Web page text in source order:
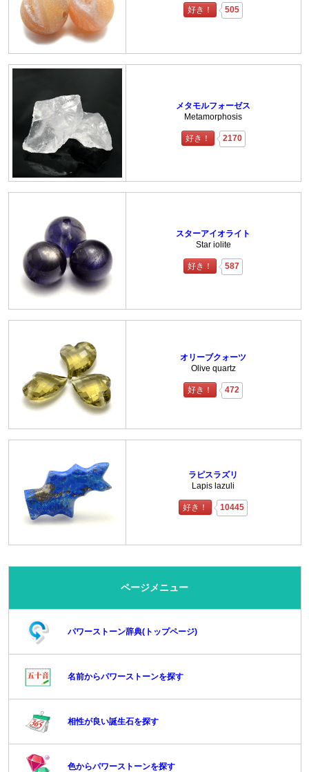
好き！ 505
メタモルフォーゼス
Metamorphosis
好き！ 2170
スターアイオライト
Star iolite
好き！ 587
オリーブクォーツ
Olive quartz
好き！ 472
ラピスラズリ
Lapis lazuli
好き！ 10445
ページメニュー
パワーストーン辞典(トップページ)
名前からパワーストーンを探す
相性が良い誕生石を探す
色からパワーストーンを探す